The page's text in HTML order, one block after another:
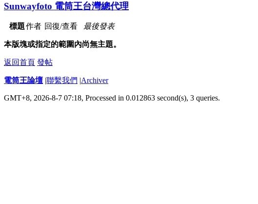
Sunwayfoto 電筒王台灣總代理
標題作者 回復/查看 最後發表
本版塊或指定的範圍內尚無主題。
返回首頁 發帖
電筒王論壇 |聯繫我們 |Archiver
GMT+8, 2026-8-7 07:18, Processed in 0.012863 second(s), 3 queries.